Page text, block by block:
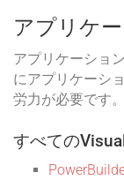
アプリケ
アプリケーショ
にアプリケーシ
労力が必要です。
すべての